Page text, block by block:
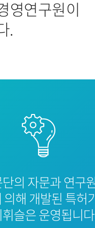
영연구원이
.
의 자문과 연구
해 개발된 특허
슬은 운영됩니